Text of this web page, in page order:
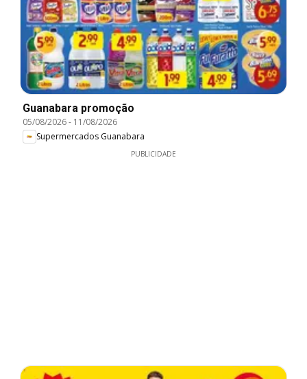
Guanabara promoção
05/08/2026- 11/08/2026
Supermercados Guanabara
PUBLICIDADE